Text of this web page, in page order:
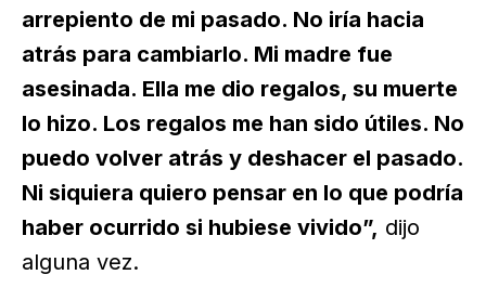
arrepiento de mi pasado. No iría hacia
atrás para cambiarlo. Mi madre fue
asesinada. Ella me dio regalos, su muerte
lo hizo. Los regalos me han sido útiles. No
puedo volver atrás y deshacer el pasado.
Ni siquiera quiero pensar en lo que podría
haber ocurrido si hubiese vivido”, dijo
alguna vez.